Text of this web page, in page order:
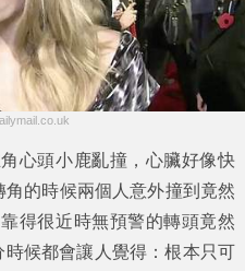
心頭小鹿亂撞，心臟好像快
的時候兩個人意外撞到竟然
得很近時無預警的轉頭竟然
候都會讓人覺得：根本只可